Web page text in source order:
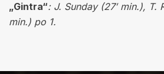
„Gintra“: J. Sunday (27′ min.), T.
min.) po 1.